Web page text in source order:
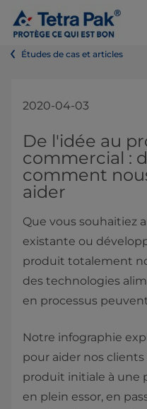
Études de cas et articles
2020-04-03
​​​​​​​​​​​​​​​​​​​​​​​​​​​​​​​​​​​​​​​​​​​​​De l'idée au
commercial :
comment
aider
Que vous souhaitiez
existante ou
produit totalement
des technologies
en processus
Notre infographie
pour aider nos
produit initiale à une
en plein essor, en